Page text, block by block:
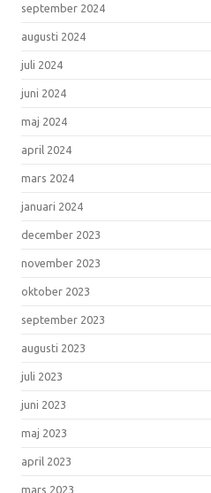
september 2024
augusti 2024
juli 2024
juni 2024
maj 2024
april 2024
mars 2024
januari 2024
december 2023
november 2023
oktober 2023
september 2023
augusti 2023
juli 2023
juni 2023
maj 2023
april 2023
mars 2023